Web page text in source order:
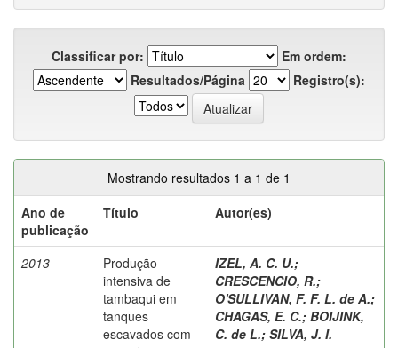
Classificar por:
Em ordem:
Resultados/Página
Registro(s):
Mostrando resultados 1 a 1 de 1
Ano de
publicação
Título Autor(es)
2013
Produção
intensiva de
tambaqui em
tanques
escavados com
IZEL, A. C. U.;
CRESCENCIO, R.;
O'SULLIVAN, F. F. L. de A.;
CHAGAS, E. C.; BOIJINK,
C. de L.; SILVA, J. I.